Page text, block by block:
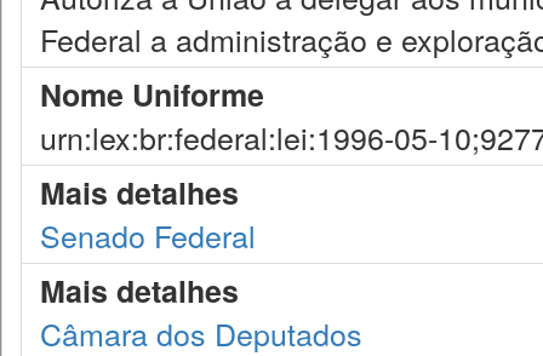
Federal a administração e
Nome Uniforme
urn:lex:br:federal:lei:1996-05-
Mais detalhes
Senado Federal
Mais detalhes
Câmara dos Deputados